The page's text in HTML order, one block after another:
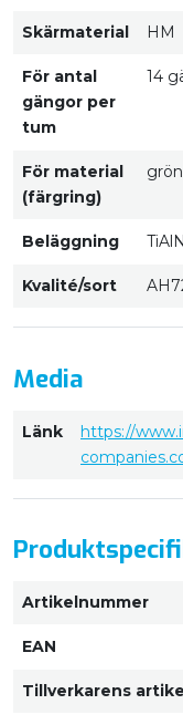
Skärmaterial HM
För antal
gängor per
tum
14
För material
(färgring)
grön
Beläggning TiAlN
Kvalité/sort
Media
Länk
https://
Artikelnummer
EAN
Tillverkarens